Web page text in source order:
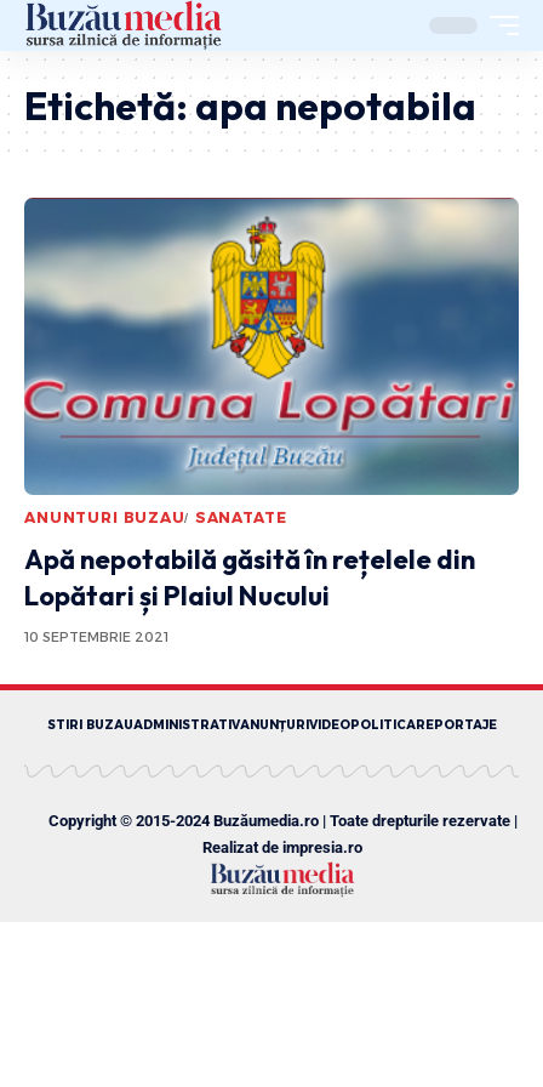
Etichetă:apa nepotabila
ANUNTURI BUZAU SANATATE
Apă nepotabilă găsită în rețelele din
Lopătari și Plaiul Nucului
10 SEPTEMBRIE 2021
STIRI BUZAUADMINISTRATIVANUNȚURIVIDEOPOLITICAREPORTAJE
Copyright © 2015-2024 Buzăumedia.ro | Toate drepturile rezervate |
Realizat de impresia.ro